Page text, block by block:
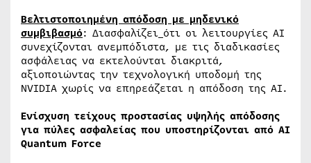
Βελτιστοποιημένη απόδοση με μηδενικό
συμβιβασμό: Διασφαλίζει ότι οι λειτουργίες AI
συνεχίζονται ανεμπόδιστα, με τις διαδικασίες
ασφάλειας να εκτελούνται διακριτά,
αξιοποιώντας την τεχνολογική υποδομή της
NVIDIA χωρίς να επηρεάζεται η απόδοση της AI.
Ενίσχυση τείχους προστασίας υψηλής απόδοσης
για πύλες ασφαλείας που υποστηρίζονται από AI
Quantum Force